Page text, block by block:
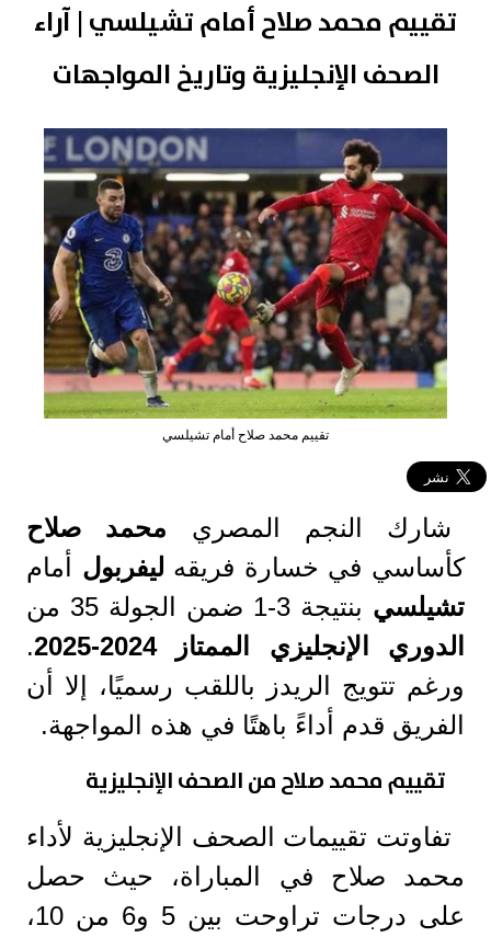
تقييم محمد صلاح أمام تشيلسي | آراء
الصحف الإنجليزية وتاريخ المواجهات
تقييم محمد صلاح أمام تشيلسي
شارك النجم المصري محمد صلاح
كأساسي في خسارة فريقه ليفربول أمام
تشيلسي بنتيجة 3-1 ضمن الجولة 35 من
الدوري الإنجليزي الممتاز 2024-2025
.
ورغم تتويج الريدز باللقب رسميًا، إلا أن
الفريق قدم أداءً باهتًا في هذه المواجهة.
تقييم محمد صلاح من الصحف الإنجليزية
تفاوتت تقييمات الصحف الإنجليزية لأداء
محمد صلاح في المباراة، حيث حصل
على درجات تراوحت بين 5 و6 من 10،